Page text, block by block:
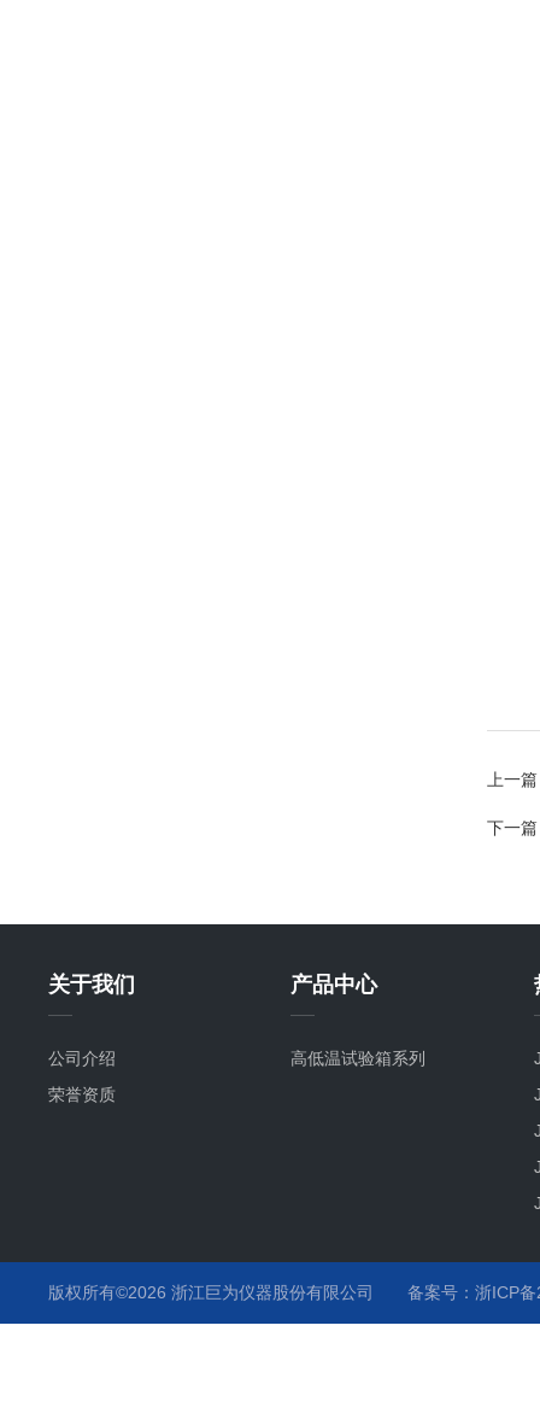
上一
下一
关于我们
公司介绍
荣誉资质
产品中心
高低温试验箱系列
版权所有©2026 浙江巨为仪器股份有限公司 备案号：浙ICP